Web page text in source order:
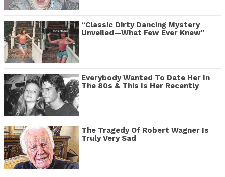
“Classic Dirty Dancing Mystery
Unveiled—What Few Ever Knew"
Everybody Wanted To Date Her In
The 80s & This Is Her Recently
The Tragedy Of Robert Wagner Is
Truly Very Sad